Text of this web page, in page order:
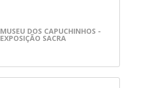
MUSEU DOS CAPUCHINHOS -
EXPOSIÇÃO SACRA